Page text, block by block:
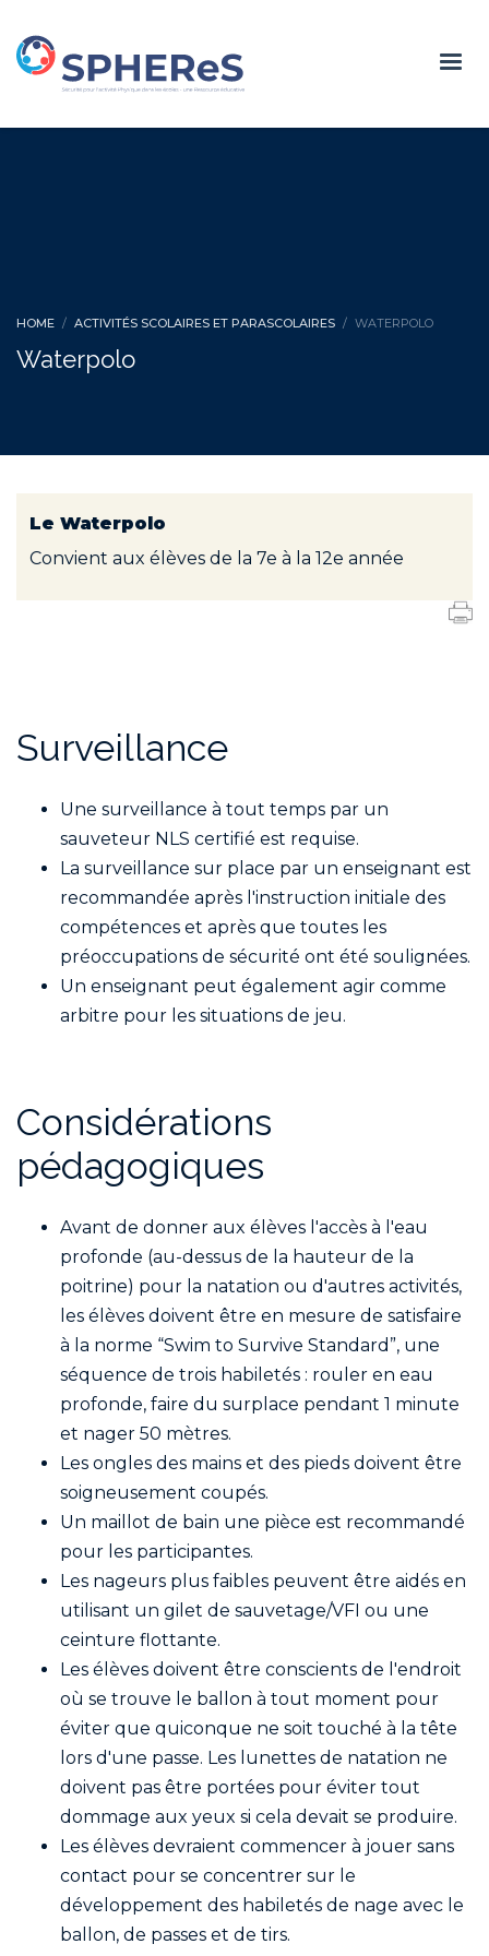
HOME ACTIVITÉS SCOLAIRES ET PARASCOLAIRES WATERPOLO
Waterpolo
Le Waterpolo
Convient aux élèves de la 7e à la 12e année
Surveillance
Une surveillance à tout temps par un
sauveteur NLS certifié est requise.
La surveillance sur place par un enseignant est
recommandée après l'instruction initiale des
compétences et après que toutes les
préoccupations de sécurité ont été soulignées.
Un enseignant peut également agir comme
arbitre pour les situations de jeu.
Considérations
pédagogiques
Avant de donner aux élèves l'accès à l'eau
profonde (au-dessus de la hauteur de la
poitrine) pour la natation ou d'autres activités,
les élèves doivent être en mesure de satisfaire
à la norme “Swim to Survive Standard”, une
séquence de trois habiletés : rouler en eau
profonde, faire du surplace pendant 1 minute
et nager 50 mètres.
Les ongles des mains et des pieds doivent être
soigneusement coupés.
Un maillot de bain une pièce est recommandé
pour les participantes.
Les nageurs plus faibles peuvent être aidés en
utilisant un gilet de sauvetage/VFI ou une
ceinture flottante.
Les élèves doivent être conscients de l'endroit
où se trouve le ballon à tout moment pour
éviter que quiconque ne soit touché à la tête
lors d'une passe. Les lunettes de natation ne
doivent pas être portées pour éviter tout
dommage aux yeux si cela devait se produire.
Les élèves devraient commencer à jouer sans
contact pour se concentrer sur le
développement des habiletés de nage avec le
ballon, de passes et de tirs.